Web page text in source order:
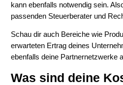
kann ebenfalls notwendig sein.
passenden Steuerberater und
Schau dir auch Bereiche wie
erwarteten Ertrag deines
ebenfalls deine Partnernetzwerke
Was sind deine